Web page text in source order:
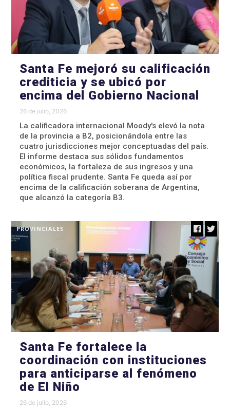
Santa Fe mejoró su calificación
crediticia y se ubicó por
encima del Gobierno Nacional
26 de julio, 2026
La calificadora internacional Moody's elevó la nota
de la provincia a B2, posicionándola entre las
cuatro jurisdicciones mejor conceptuadas del país.
El informe destaca sus sólidos fundamentos
económicos, la fortaleza de sus ingresos y una
política fiscal prudente. Santa Fe queda así por
encima de la calificación soberana de Argentina,
que alcanzó la categoría B3.
PROVINCIALES
Santa Fe fortalece la
coordinación con instituciones
para anticiparse al fenómeno
de El Niño
26 de julio, 2026